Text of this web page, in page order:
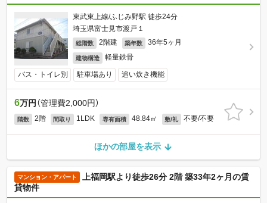
東武東上線/ふじみ野駅 徒歩24分
埼玉県富士見市渡戸１
総階数 2階建 築年数 36年5ヶ月
建物構造 軽量鉄骨
バス・トイレ別 駐車場あり 追い炊き機能
6万円 （管理費2,000円）
階数 2階 間取り 1LDK 専有面積 48.84㎡ 敷/礼 不要/不要
ほかの部屋を表示
マンション・アパート
上福岡駅より徒歩26分 2階 築33年2ヶ月の賃
貸物件